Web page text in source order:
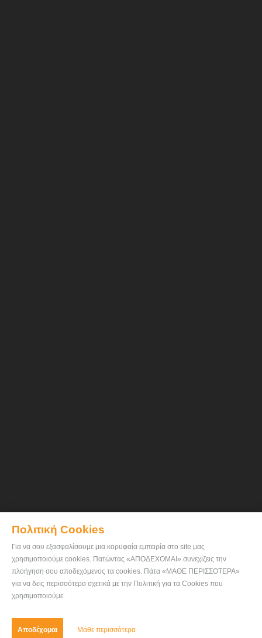
Πολιτική Cookies
Για να σου εξασφαλίσουμε μια κορυφαία εμπειρία στο site μας
χρησιμοποιούμε cookies. Πατώντας «ΑΠΟΔΕΧΟΜΑΙ» συνεχίζεις την
πλοήγηση σου αποδεχόμενος τα cookies. Πάτα «ΜΑΘΕ ΠΕΡΙΣΣΟΤΕΡΑ»
για να δεις περισσότερα σχετικά με την Πολιτική για τα Cookies που
χρησιμοποιούμε.
Αποδέχομαι Μάθε περισσότερα